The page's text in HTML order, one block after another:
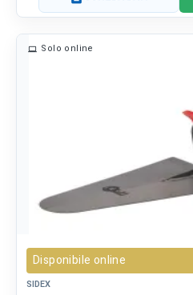
Solo online
Disponibile online
SIDEX